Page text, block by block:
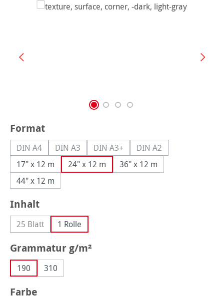
Bildergalerie überspringen
Formatauswählen
DIN A4(Diese Option ist zurzeit nicht verfügbar.)
DIN A3(Diese Option ist zurzeit nicht verfügbar.)
DIN A3+(Diese Option ist zurzeit nicht
DIN A2(Diese Option ist
17" x 12 m 24" x 12 m
36" x 12 m
44" x 12 m
Inhaltauswählen
25 Blatt(Diese Option ist zurzeit nicht verfügbar.)
1 Rolle
Grammatur g/m²
190 310
Farbe